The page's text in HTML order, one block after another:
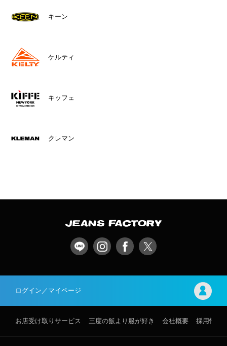
キーン
ケルティ
キッフェ
クレマン
ログイン／マイページ
お店受け取りサービス 三度の飯より服が好き 会社概要 採用情報